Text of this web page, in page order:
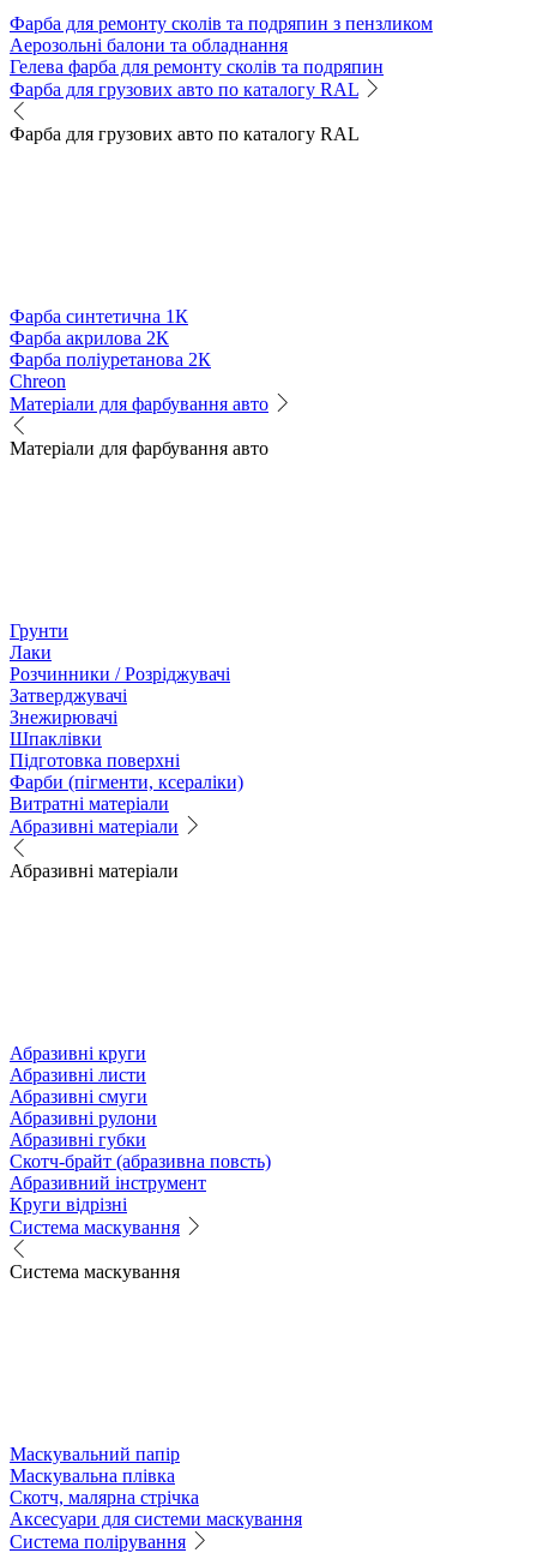
Фарба для ремонту сколів та подряпин з пензликом
Аерозольні балони та обладнання
Гелева фарба для ремонту сколів та подряпин
Фарба для грузових авто по каталогу RAL
Фарба для грузових авто по каталогу RAL
Фарба синтетична 1К
Фарба акрилова 2К
Фарба поліуретанова 2К
Chreon
Матеріали для фарбування авто
Матеріали для фарбування авто
Грунти
Лаки
Розчинники / Розріджувачі
Затверджувачі
Знежирювачі
Шпаклівки
Підготовка поверхні
Фарби (пігменти, ксераліки)
Витратні матеріали
Абразивні матеріали
Абразивні матеріали
Абразивні круги
Абразивні листи
Абразивні смуги
Абразивні рулони
Абразивні губки
Скотч-брайт (абразивна повсть)
Абразивний інструмент
Круги відрізні
Система маскування
Система маскування
Маскувальний папір
Маскувальна плівка
Скотч, малярна стрічка
Аксесуари для системи маскування
Система полірування